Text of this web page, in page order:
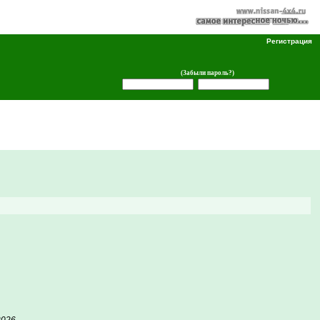
Регистрация
(Забыли пароль?)